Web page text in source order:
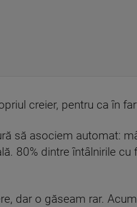
creier, pentru ca în
să asociem automat:
80% dintre întâlnirile
dar o găseam rar.